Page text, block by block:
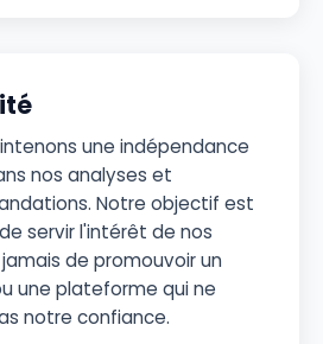
une indépendance
nos analyses et
Notre objectif est
servir l'intérêt de nos
de promouvoir un
une plateforme qui ne
notre confiance.